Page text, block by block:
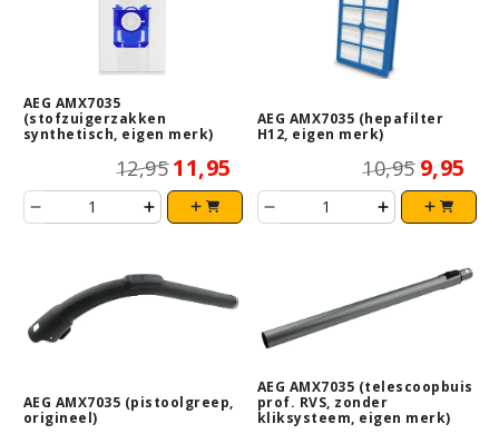
AEG AMX7035
(stofzuigerzakken
synthetisch, eigen merk)
12,95 11,95
AEG AMX7035 (hepafilter
H12, eigen merk)
10,95 9,95
AEG AMX7035 (pistoolgreep,
origineel)
AEG AMX7035 (telescoopbuis
prof. RVS, zonder
kliksysteem, eigen merk)